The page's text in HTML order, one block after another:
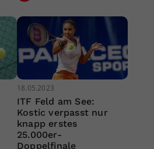
18.05.2023
ITF Feld am See:
Kostic verpasst nur
knapp erstes
25.000er-
Doppelfinale